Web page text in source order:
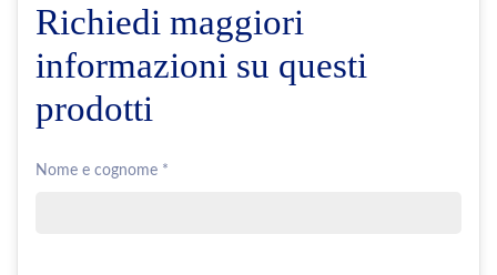
Richiedi maggiori
informazioni su questi
prodotti
Nome e cognome *